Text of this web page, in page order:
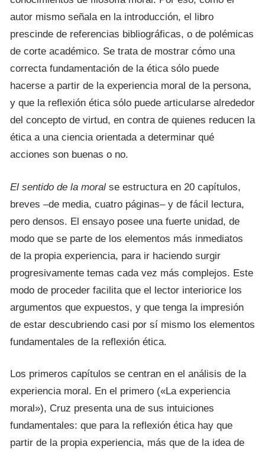
autor mismo señala en la introducción, el libro
prescinde de referencias bibliográficas, o de polémicas
de corte académico. Se trata de mostrar cómo una
correcta fundamentación de la ética sólo puede
hacerse a partir de la experiencia moral de la persona,
y que la reflexión ética sólo puede articularse alrededor
del concepto de virtud, en contra de quienes reducen la
ética a una ciencia orientada a determinar qué
acciones son buenas o no.
El sentido de la moral se estructura en 20 capítulos,
breves –de media, cuatro páginas– y de fácil lectura,
pero densos. El ensayo posee una fuerte unidad, de
modo que se parte de los elementos más inmediatos
de la propia experiencia, para ir haciendo surgir
progresivamente temas cada vez más complejos. Este
modo de proceder facilita que el lector interiorice los
argumentos que expuestos, y que tenga la impresión
de estar descubriendo casi por sí mismo los elementos
fundamentales de la reflexión ética.
Los primeros capítulos se centran en el análisis de la
experiencia moral. En el primero («La experiencia
moral»), Cruz presenta una de sus intuiciones
fundamentales: que para la reflexión ética hay que
partir de la propia experiencia, más que de la idea de